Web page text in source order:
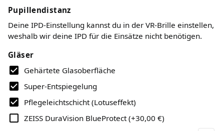
Pupillendistanz
Deine IPD-Einstellung kannst du in der VR-Brille einstellen,
weshalb wir deine IPD für die Einsätze nicht benötigen.
Gläser
Gehärtete Glasoberfläche
Super-Entspiegelung
Pflegeleichtschicht (Lotuseffekt)
ZEISS DuraVision BlueProtect (+30,00 €)